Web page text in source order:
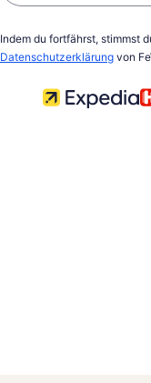
Indem du fortfährst, stimmst
Datenschutzerklärung von